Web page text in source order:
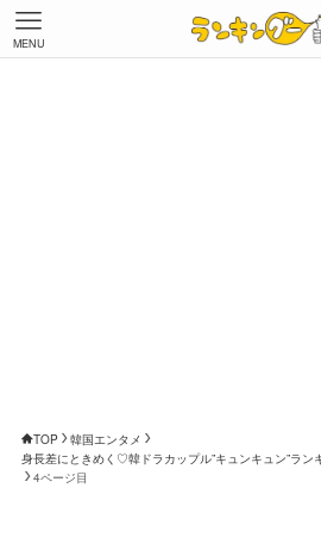
MENU
TOP
韓国エンタメ
身長差にときめく♡韓ドラカップル”キュンキュン”ラ
4ページ目